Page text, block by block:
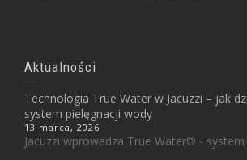
Aktualności
Technologia True Water w Jacuzzi – jak
system pielęgnacji wody
13 marca, 2026
Jacuzzi wprowadza True Water® - system